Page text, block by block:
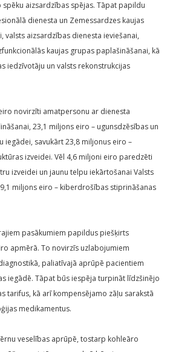
aizsardzības spējas. Tāpat papildu
dienesta un Zemessardzes kaujas
valsts aizsardzības dienesta ieviešanai,
kaujas grupas paplašināšanai, kā
iedzīvotāju un valsts rekonstrukcijas
novirzīti amatpersonu ar dienesta
23,1 miljons eiro – ugunsdzēsības un
iegādei, savukārt 23,8 miljonus eiro –
izveidei. Vēl 4,6 miljoni eiro paredzēti
izveidei un jaunu telpu iekārtošanai Valsts
miljons eiro – kiberdrošības stiprināšanas
pasākumiem papildus piešķirts
apmērā. To novirzīs uzlabojumiem
paliatīvajā aprūpē pacientiem
iegādē. Tāpat būs iespēja turpināt līdzšinējo
tarifus, kā arī kompensējamo zāļu sarakstā
medikamentus.
veselības aprūpē, tostarp kohleāro